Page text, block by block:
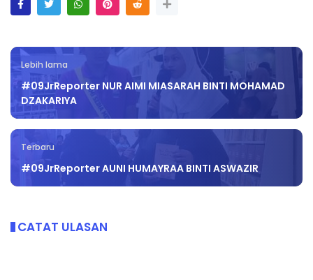
Lebih lama
#09JrReporter NUR AIMI MIASARAH BINTI MOHAMAD
DZAKARIYA
Terbaru
#09JrReporter AUNI HUMAYRAA BINTI ASWAZIR
CATAT ULASAN